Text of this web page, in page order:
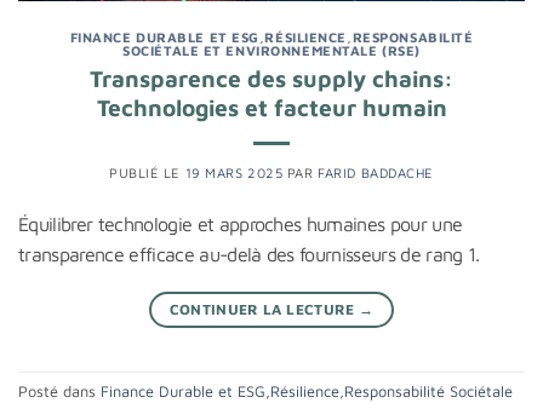
FINANCE DURABLE ET ESG ,RÉSILIENCE RESPONSABILITÉ
SOCIÉTALE ET ENVIRONNEMENTALE (RSE)
Transparence des supply chains:
Technologies et facteur humain
PUBLIÉ LE 19 MARS 2025 PAR FARID BADDACHE
Équilibrer technologie et approches humaines pour une
transparence efficace au-delà des fournisseurs de rang 1.
CONTINUER LA LECTURE →
Posté dans Finance Durable et ESG,Résilience,Responsabilité Sociétale